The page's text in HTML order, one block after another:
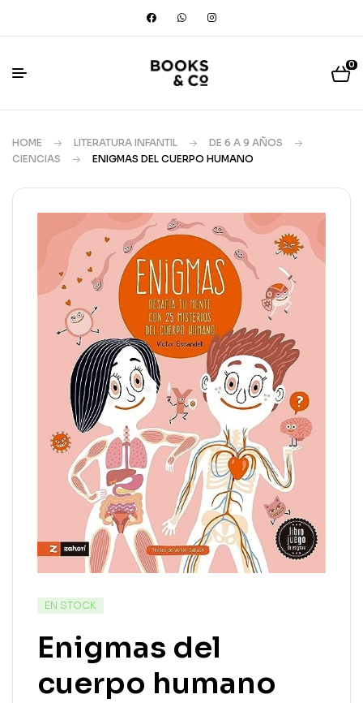
0
HOME LITERATURA INFANTIL
DE 6 A 9 AÑOS
CIENCIAS
ENIGMAS DEL CUERPO HUMANO
EN STOCK
Enigmas del
cuerpo humano